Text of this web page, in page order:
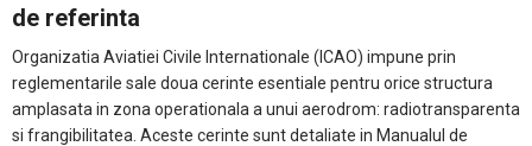
de referinta
Organizatia Aviatiei Civile Internationale (ICAO) impune prin
reglementarile sale doua cerinte esentiale pentru orice structura
amplasata in zona operationala a unui aerodrom: radiotransparenta
si frangibilitatea. Aceste cerinte sunt detaliate in Manualul de